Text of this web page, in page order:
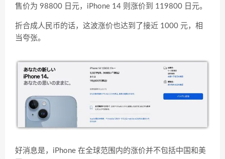
售价为 98800 日元，iPhone 14 则涨价到 119800 日元。
折合成人民币的话，这波涨价也达到了接近 1000 元，相
当夸张。
好消息是，iPhone 在全球范围内的涨价并不包括中国和美